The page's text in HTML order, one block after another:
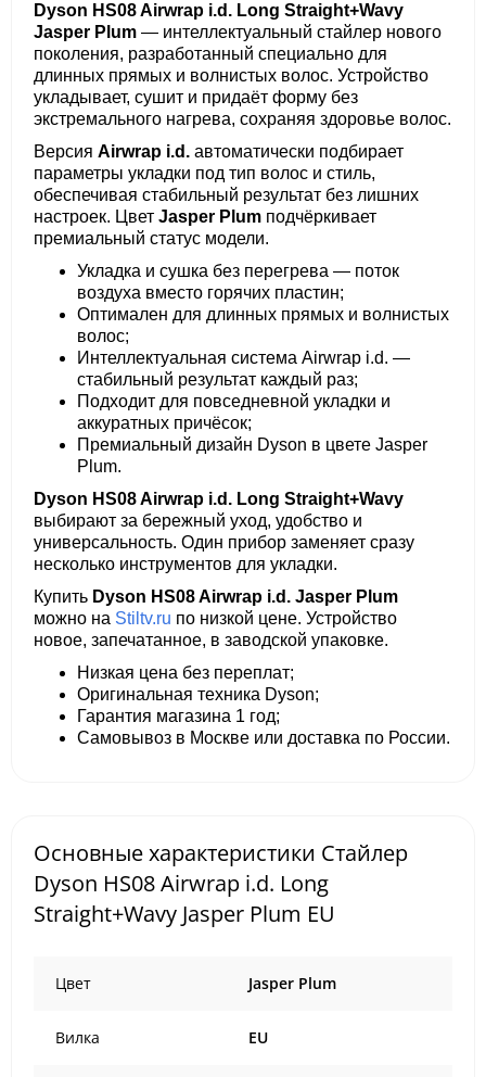
Dyson HS08 Airwrap i.d. Long Straight+Wavy
Jasper Plum — интеллектуальный стайлер нового
поколения, разработанный специально для
длинных прямых и волнистых волос. Устройство
укладывает, сушит и придаёт форму без
экстремального нагрева, сохраняя здоровье волос.
Версия Airwrap i.d. автоматически подбирает
параметры укладки под тип волос и стиль,
обеспечивая стабильный результат без лишних
настроек. Цвет Jasper Plum подчёркивает
премиальный статус модели.
Укладка и сушка без перегрева — поток
воздуха вместо горячих пластин;
Оптимален для длинных прямых и волнистых
волос;
Интеллектуальная система Airwrap i.d. —
стабильный результат каждый раз;
Подходит для повседневной укладки и
аккуратных причёсок;
Премиальный дизайн Dyson в цвете Jasper
Plum.
Dyson HS08 Airwrap i.d. Long Straight+Wavy
выбирают за бережный уход, удобство и
универсальность. Один прибор заменяет сразу
несколько инструментов для укладки.
Купить Dyson HS08 Airwrap i.d. Jasper Plum
можно на Stiltv.ru по низкой цене. Устройство
новое, запечатанное, в заводской упаковке.
Низкая цена без переплат;
Оригинальная техника Dyson;
Гарантия магазина 1 год;
Самовывоз в Москве или доставка по России.
Основные характеристики Стайлер
Dyson HS08 Airwrap i.d. Long
Straight+Wavy Jasper Plum EU
Цвет Jasper Plum
Вилка EU